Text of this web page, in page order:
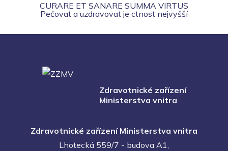
CURARE ET SANARE SUMMA VIRTUS
Pečovat a uzdravovat je ctnost nejvyšší
Zdravotnické zařízení
Ministerstva vnitra
Zdravotnické zařízení Ministerstva vnitra
Lhotecká 559/7 - budova A1,